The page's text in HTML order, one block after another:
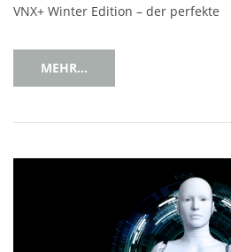
VNX+ Winter Edition – der perfekte
MEHR...